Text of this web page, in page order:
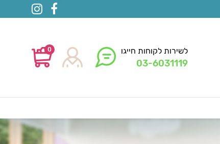
לשירות לקוחות חייגו
03-6031119
0